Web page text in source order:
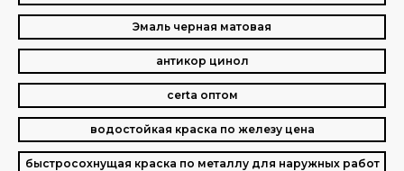
Эмаль черная матовая
антикор цинол
certa оптом
водостойкая краска по железу цена
быстросохнущая краска по металлу для наружных работ